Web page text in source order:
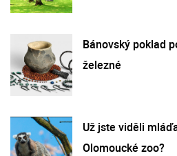
Bánovský poklad
železné
Už jste viděli
Olomoucké zoo?